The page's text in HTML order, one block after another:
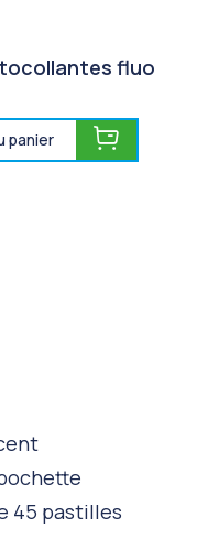
fluo
panier
45 pastilles